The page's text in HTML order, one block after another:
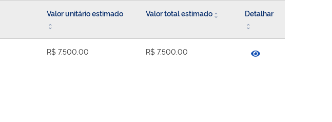
Valor unitário estimado Valor total estimado Detalhar
R$ 7.500,00 R$ 7.500,00